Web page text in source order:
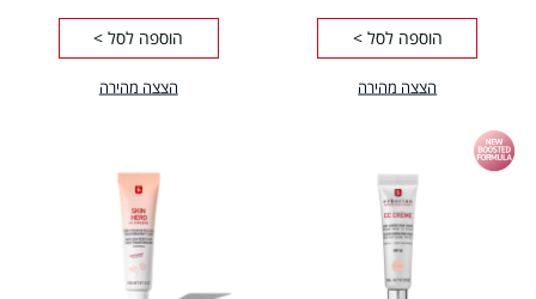
הצצה מהירה
הוספה לסל >
הצצה מהירה
הוספה לסל >